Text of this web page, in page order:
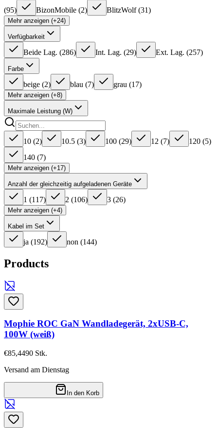
(95) BizonMobile (2) BlitzWolf (31)
Mehr anzeigen (+24)
Verfügbarkeit
Beide Lag. (286) Int. Lag. (29) Ext. Lag. (257)
Farbe
beige (2) blau (7) grau (17)
Mehr anzeigen (+8)
Maximale Leistung (W)
10 (2) 10.5 (3) 100 (29) 12 (7) 120 (5)
140 (7)
Mehr anzeigen (+17)
Anzahl der gleichzeitig aufgeladenen Geräte
1 (117) 2 (106) 3 (26)
Mehr anzeigen (+4)
Kabel im Set
ja (192) non (144)
Products
Mophie ROC GaN Wandladegerät, 2xUSB-C,
100W (weiß)
€85,4490 Stk.
Versand am Dienstag
In den Korb